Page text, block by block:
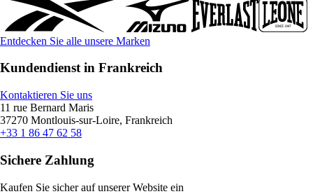
Entdecken Sie alle unsere Marken
Kundendienst in Frankreich
Kontaktieren Sie uns
11 rue Bernard Maris
37270 Montlouis-sur-Loire, Frankreich
+33 1 86 47 62 58
Sichere Zahlung
Kaufen Sie sicher auf unserer Website ein